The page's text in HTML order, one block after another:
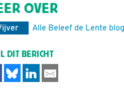
OVER
Alle Beleef de Lente
DIT BERICHT